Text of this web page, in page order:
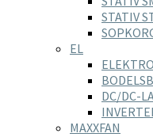
STATIV
EL
DC/DC-
MAXXFAN